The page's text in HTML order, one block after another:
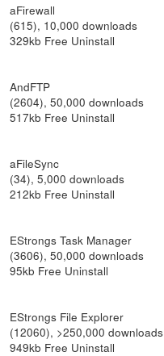
aFirewall
(615), 10,000 downloads
329kb Free Uninstall
AndFTP
(2604), 50,000 downloads
517kb Free Uninstall
aFileSync
(34), 5,000 downloads
212kb Free Uninstall
EStrongs Task Manager
(3606), 50,000 downloads
95kb Free Uninstall
EStrongs File Explorer
(12060), >250,000 downloads
949kb Free Uninstall